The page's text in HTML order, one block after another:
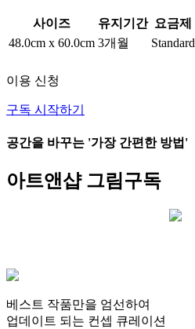
사이즈 유지기간 요금제
48.0cm x 60.0cm 3개월 Standard
이용 신청
구독 시작하기
공간을 바꾸는 '가장 간편한 방법'
아트앤샵 그림구독
베스트 작품만을 엄선하여
업데이트 되는 컨셉 큐레이션